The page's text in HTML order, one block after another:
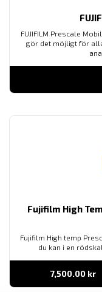
FUJIFILM Prescale
gör det möjligt för
Fujifilm High
Fujifilm High temp
du kan i en
7,500.00 kr